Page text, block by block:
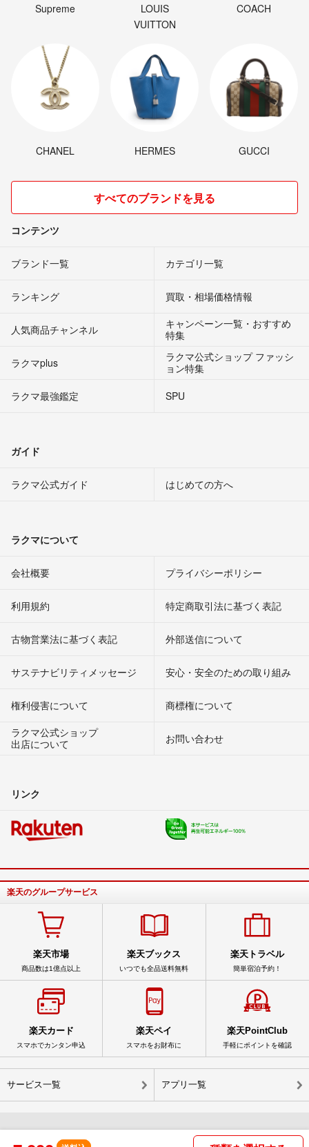
Supreme
LOUIS
VUITTON
COACH
CHANEL HERMES GUCCI
すべてのブランドを見る
コンテンツ
ブランド一覧 カテゴリ一覧
ランキング 買取・相場価格情報
人気商品チャンネル
キャンペーン一覧・おすすめ
特集
ラクマplus
ラクマ公式ショップ ファッシ
ョン特集
ラクマ最強鑑定
SPU
ガイド
ラクマ公式ガイド はじめての方へ
ラクマについて
会社概要 プライバシーポリシー
利用規約 特定商取引法に基づく表記
古物営業法に基づく表記 外部送信について
サステナビリティメッセージ 安心・安全のための取り組み
権利侵害について
商標権について
ラクマ公式ショップ
出店について
お問い合わせ
リンク
楽天のグループサービス
楽天市場
商品数は1億点以上
楽天ブックス
いつでも全品送料無料
楽天トラベル
簡単宿泊予約！
楽天カード
スマホでカンタン申込
楽天ペイ
スマホをお財布に
楽天PointClub
手軽にポイントを確認
サービス一覧 アプリ一覧